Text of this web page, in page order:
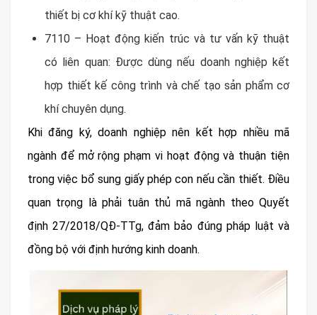
thiết bị cơ khí kỹ thuật cao.
7110 – Hoạt động kiến trúc và tư vấn kỹ thuật
có liên quan: Được dùng nếu doanh nghiệp kết
hợp thiết kế công trình và chế tạo sản phẩm cơ
khí chuyên dụng.
Khi đăng ký, doanh nghiệp nên kết hợp nhiều mã
ngành để mở rộng phạm vi hoạt động và thuận tiện
trong việc bổ sung giấy phép con nếu cần thiết. Điều
quan trọng là phải tuân thủ mã ngành theo Quyết
định 27/2018/QĐ-TTg, đảm bảo đúng pháp luật và
đồng bộ với định hướng kinh doanh.